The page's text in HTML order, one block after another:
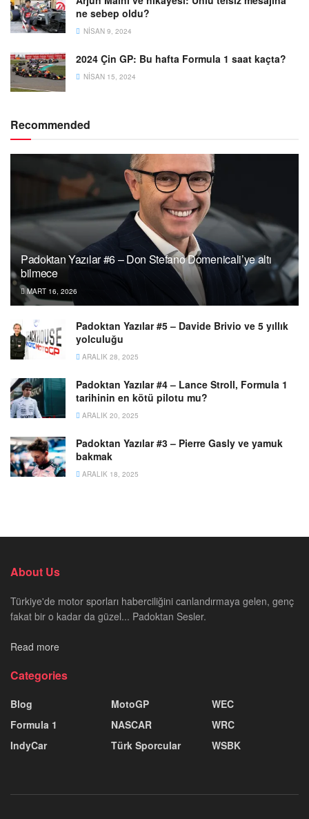
ne sebep oldu?
NISAN 9, 2024
2024 Çin GP: Bu hafta Formula 1 saat kaçta?
NISAN 15, 2024
Recommended
Padoktan Yazılar #6 – Don Stefano Domenicali’ye altı
bilmece
MART 16, 2026
Padoktan Yazılar #5 – Davide Brivio ve 5 yıllık
yolculuğu
ARALIK 28, 2025
Padoktan Yazılar #4 – Lance Stroll, Formula 1
tarihinin en kötü pilotu mu?
ARALIK 20, 2025
Padoktan Yazılar #3 – Pierre Gasly ve yamuk
bakmak
ARALIK 18, 2025
About Us
Türkiye'de motor sporları haberciliğini canlandırmaya gelen, genç
fakat bir o kadar da güzel... Padoktan Sesler.
Read more
Categories
Blog
Formula 1
IndyCar
MotoGP
NASCAR
Türk Sporcular
WEC
WRC
WSBK